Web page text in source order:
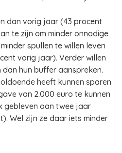
dan vorig jaar (43 procent
te zijn om minder onnodige
spullen te willen leven
vorig jaar). Verder willen
dan hun buffer aanspreken.
heeft kunnen sparen
van 2.000 euro te kunnen
gebleven aan twee jaar
Wel zijn ze daar iets minder